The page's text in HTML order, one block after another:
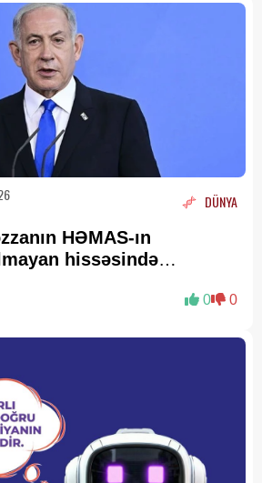
DÜNYA
HƏMAS-ın
hissəsində
0 0